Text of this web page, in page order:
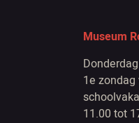
Museum
1e
11.00 tot